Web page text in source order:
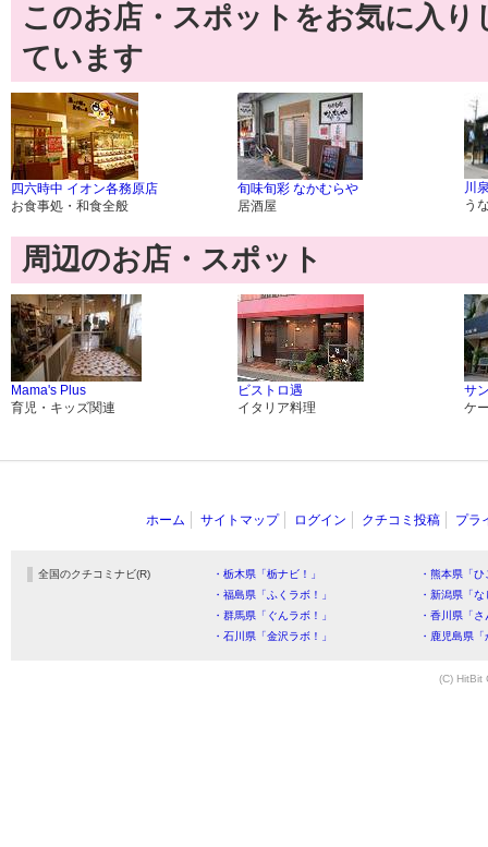
このお店・スポットをお気に入
ています
四六時中 イオン各務原店
お食事処・和食全般
旬味旬彩 なかむらや
居酒屋
川
う
周辺のお店・スポット
Mama's Plus
育児・キッズ関連
ビストロ遇
イタリア料理
サ
ケ
ホーム サイトマップ ログイン クチコミ投稿 プラ
全国のクチコミナビ(R) ・栃木県「栃ナビ！」
・熊本県「
・福島県「ふくラボ！」
・新潟県「
・群馬県「ぐんラボ！」
・香川県「
・石川県「金沢ラボ！」
・鹿児島県
(C) HitBit